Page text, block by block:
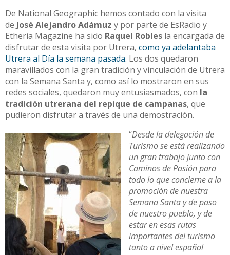
De National Geographic hemos contado con la visita
de José Alejandro Adámuz y por parte de EsRadio y
Etheria Magazine ha sido Raquel Robles la encargada de
disfrutar de esta visita por Utrera, como ya adelantaba
Utrera al Día la semana pasada. Los dos quedaron
maravillados con la gran tradición y vinculación de Utrera
con la Semana Santa y, como así lo mostraron en sus
redes sociales, quedaron muy entusiasmados, con la
tradición utrerana del repique de campanas, que
pudieron disfrutar a través de una demostración.
“Desde la delegación de
Turismo se está realizando
un gran trabajo junto con
Caminos de Pasión para
todo lo que concierne a la
promoción de nuestra
Semana Santa y de paso
de nuestro pueblo, y de
estar en esas rutas
importantes del turismo
tanto a nivel español